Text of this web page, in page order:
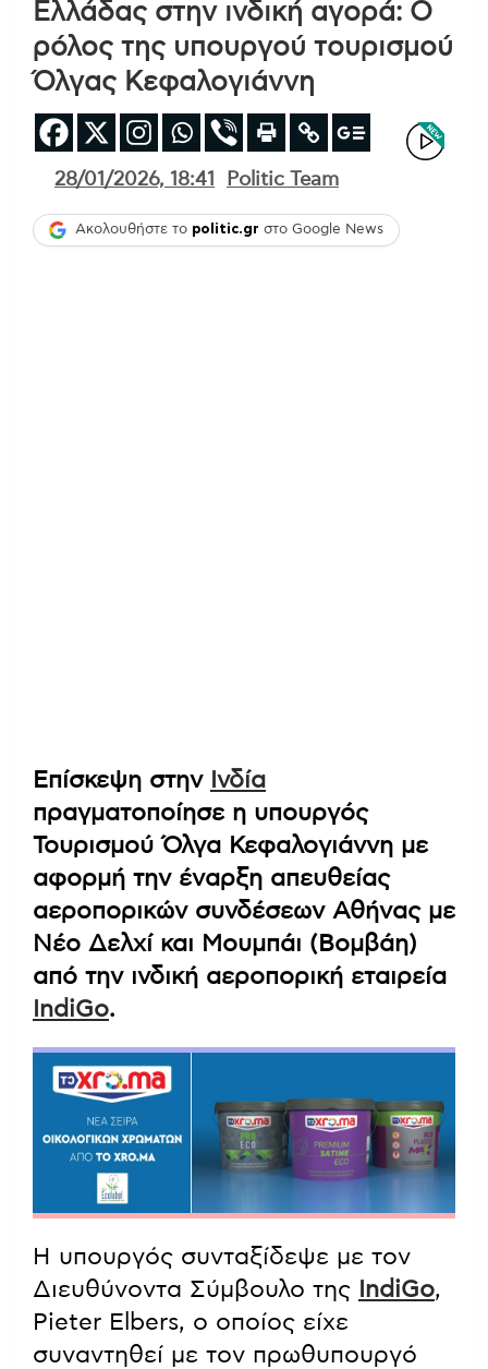
Ελλάδας στην ινδική αγορά: Ο
ρόλος της υπουργού τουρισμού
Όλγας Κεφαλογιάννη
28/01/2026, 18:41 Politic Team
Ακολουθήστε το politic.gr στο Google News
Επίσκεψη στην Ινδία
πραγματοποίησε η υπουργός
Τουρισμού Όλγα Κεφαλογιάννη με
αφορμή την έναρξη απευθείας
αεροπορικών συνδέσεων Αθήνας με
Νέο Δελχί και Μουμπάι (Βομβάη)
από την ινδική αεροπορική εταιρεία
IndiGo.
Η υπουργός συνταξίδεψε με τον
Διευθύνοντα Σύμβουλο της
IndiGo,
Pieter Elbers, ο οποίος είχε
συναντηθεί με τον πρωθυπουργό